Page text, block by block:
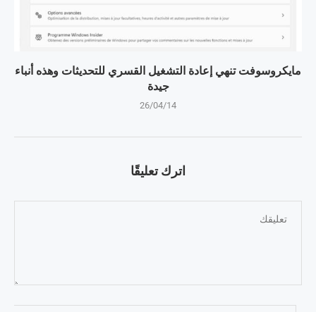
مايكروسوفت تنهي إعادة التشغيل القسري للتحديثات وهذه أنباء
جيدة
26/04/14
اترك تعليقًا